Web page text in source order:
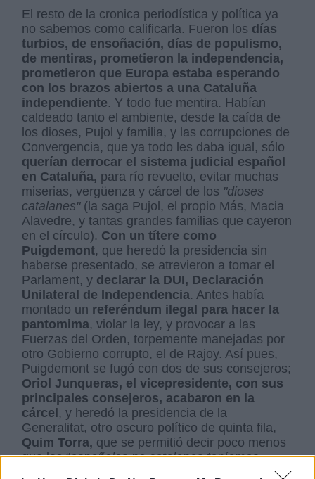
El resto de la cronica periodística y política ya
no sabemos como calificarla. Fueron los días
turbios, de ensoñación, días de populismo,
de mentiras, prometieron la independencia,
prometieron que Europa estaba esperando
con los brazos abiertos a una Cataluña
independiente. Y todo fue mentira. Habían
caldeado tanto el ambiente, desde la caída de
los dioses, Pujol y familia, y las corrupciones de
Convergencia, que ya todo les daba igual, sólo
querían derrocar el sistema judicial español
en Cataluña, para río revuelto, evitar muchas
miserias, vergüenza y cárcel de los "dioses
catalanes"(la saga Pujol, el propio Más, Macia
Alavedre, y tantas grandes familias que cayeron
en el círculo). Con un títere como
Puigdemont, que heredó la presidencia sin
haberse presentado, se atrevieron a tomar el
Parlament, y declarar la DUI, Declaración
Unilateral de Independencia. Antes había
montado un referéndum ilegal para hacer la
pantomima, violar la ley, y provocar a las
Fuerzas del Orden, torpemente manejadas por
otro Gobierno corrupto, el de Rajoy. Así pues,
Puigdemont se fugó con dos de sus consejeros;
Oriol Junqueras, el vicepresidente, con sus
principales consejeros, acabaron en la
cárcel , y heredó la presidencia de la
Generalitat, otro oscuro político de quinta fila,
Quim Torra, que se permitió decir poco menos
que los “españoles no catalanes teníamos